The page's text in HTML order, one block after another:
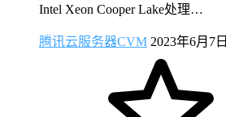
Intel Xeon Cooper Lake处理…
腾讯云服务器CVM 2023年6月7日